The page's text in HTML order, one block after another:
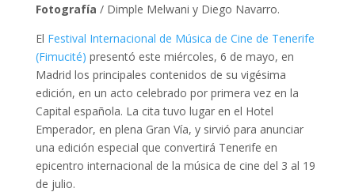
Fotografía / Dimple Melwani y Diego Navarro.
El Festival Internacional de Música de Cine de Tenerife
(Fimucité) presentó este miércoles, 6 de mayo, en
Madrid los principales contenidos de su vigésima
edición, en un acto celebrado por primera vez en la
Capital española. La cita tuvo lugar en el Hotel
Emperador, en plena Gran Vía, y sirvió para anunciar
una edición especial que convertirá Tenerife en
epicentro internacional de la música de cine del 3 al 19
de julio.